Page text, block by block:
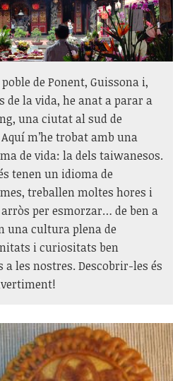
poble de Ponent, Guissona i,
de la vida, he anat a parar a
una ciutat al sud de
m’he trobat amb una
de vida: la dels taiwanesos.
tenen un idioma de
treballen moltes hores i
per esmorzar… de ben a
una cultura plena de
i curiositats ben
a les nostres. Descobrir-les és